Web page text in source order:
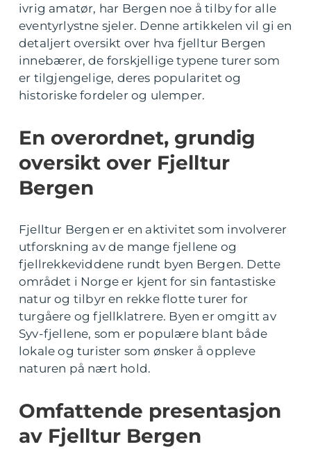
ivrig amatør, har Bergen noe å tilby for alle
eventyrlystne sjeler. Denne artikkelen vil gi en
detaljert oversikt over hva fjelltur Bergen
innebærer, de forskjellige typene turer som
er tilgjengelige, deres popularitet og
historiske fordeler og ulemper.
En overordnet, grundig
oversikt over Fjelltur
Bergen
Fjelltur Bergen er en aktivitet som involverer
utforskning av de mange fjellene og
fjellrekkeviddene rundt byen Bergen. Dette
området i Norge er kjent for sin fantastiske
natur og tilbyr en rekke flotte turer for
turgåere og fjellklatrere. Byen er omgitt av
Syv-fjellene, som er populære blant både
lokale og turister som ønsker å oppleve
naturen på nært hold.
Omfattende presentasjon
av Fjelltur Bergen